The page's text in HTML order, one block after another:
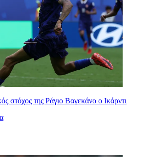
στόχος της Ράγιο Βαγεκάνο ο Ικάρντι